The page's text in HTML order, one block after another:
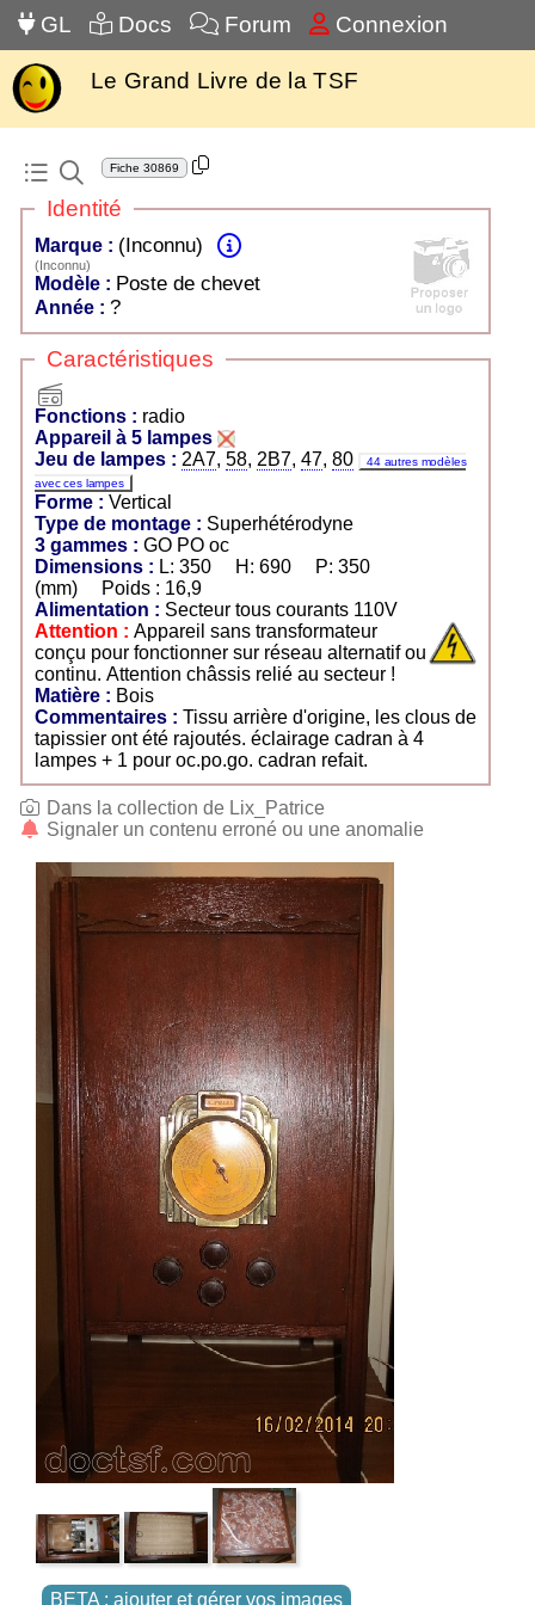
GL Docs Forum Connexion
Le Grand Livre de la TSF
Fiche 30869
Identité
Marque : (Inconnu)
(Inconnu)
Modèle : Poste de chevet
Année : ?
Caractéristiques
Fonctions : radio
Appareil à 5 lampes
Jeu de lampes : 2A7, 58, 2B7, 47, 80
44 autres modèles
avec ces lampes
Forme : Vertical
Type de montage : Superhétérodyne
3 gammes :
GO PO oc
Dimensions : L: 350 H: 690 P: 350
(mm) Poids : 16,9
Alimentation : Secteur tous courants 110V
Attention : Appareil sans transformateur
conçu pour fonctionner sur réseau alternatif ou
continu. Attention châssis relié au secteur !
Matière : Bois
Commentaires : Tissu arrière d'origine, les clous de
tapissier ont été rajoutés. éclairage cadran à 4
lampes + 1 pour oc.po.go. cadran refait.
Dans la collection de Lix_Patrice
Signaler un contenu erroné ou une anomalie
BETA : ajouter et gérer vos images